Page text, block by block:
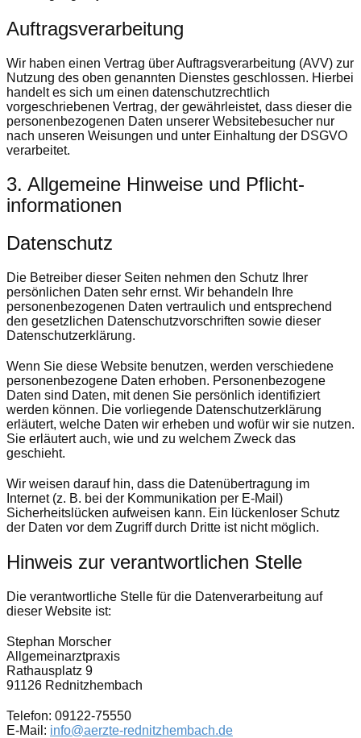
Auftragsverarbeitung
Wir haben einen Vertrag über Auftragsverarbeitung (AVV) zur
Nutzung des oben genannten Dienstes geschlossen. Hierbei
handelt es sich um einen datenschutzrechtlich
vorgeschriebenen Vertrag, der gewährleistet, dass dieser die
personenbezogenen Daten unserer Websitebesucher nur
nach unseren Weisungen und unter Einhaltung der DSGVO
verarbeitet.
3. Allgemeine Hinweise und Pflicht­
informationen
Datenschutz
Die Betreiber dieser Seiten nehmen den Schutz Ihrer
persönlichen Daten sehr ernst. Wir behandeln Ihre
personenbezogenen Daten vertraulich und entsprechend
den gesetzlichen Datenschutzvorschriften sowie dieser
Datenschutzerklärung.
Wenn Sie diese Website benutzen, werden verschiedene
personenbezogene Daten erhoben. Personenbezogene
Daten sind Daten, mit denen Sie persönlich identifiziert
werden können. Die vorliegende Datenschutzerklärung
erläutert, welche Daten wir erheben und wofür wir sie nutzen.
Sie erläutert auch, wie und zu welchem Zweck das
geschieht.
Wir weisen darauf hin, dass die Datenübertragung im
Internet (z. B. bei der Kommunikation per E-Mail)
Sicherheitslücken aufweisen kann. Ein lückenloser Schutz
der Daten vor dem Zugriff durch Dritte ist nicht möglich.
Hinweis zur verantwortlichen Stelle
Die verantwortliche Stelle für die Datenverarbeitung auf
dieser Website ist:
Stephan Morscher
Allgemeinarztpraxis
Rathausplatz 9
91126 Rednitzhembach
Telefon: 09122-75550
E-Mail: info@aerzte-rednitzhembach.de